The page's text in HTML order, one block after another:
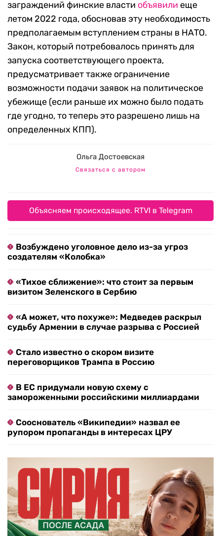
заграждений финские власти объявили еще
летом 2022 года, обосновав эту необходимость
предполагаемым вступлением страны в НАТО.
Закон, который потребовалось принять для
запуска соответствующего проекта,
предусматривает также ограничение
возможности подачи заявок на политическое
убежище (если раньше их можно было подать
где угодно, то теперь это разрешено лишь на
определенных КПП).
Ольга Достоевская
Связаться с автором
Объясняем происходящее. RTVI в Telegram
Возбуждено уголовное дело из-за угроз
создателям «Колобка»
«Тихое сближение»: что стоит за первым
визитом Зеленского в Сербию
«А может, что похуже»: Медведев раскрыл
судьбу Армении в случае разрыва с Россией
Стало известно о скором визите
переговорщиков Трампа в Россию
В ЕС придумали новую схему с
замороженными российскими миллиардами
Сооснователь «Википедии» назвал ее
рупором пропаганды в интересах ЦРУ